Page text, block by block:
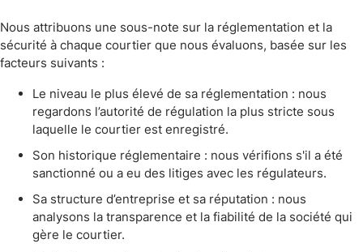
Nous attribuons une sous-note sur la réglementation et la
sécurité à chaque courtier que nous évaluons, basée sur les
facteurs suivants :
Le niveau le plus élevé de sa réglementation : nous
regardons l’autorité de régulation la plus stricte sous
laquelle le courtier est enregistré.
Son historique réglementaire : nous vérifions s'il a été
sanctionné ou a eu des litiges avec les régulateurs.
Sa structure d’entreprise et sa réputation : nous
analysons la transparence et la fiabilité de la société qui
gère le courtier.